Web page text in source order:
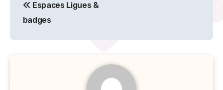
de
l’article
Espaces Ligues &
badges